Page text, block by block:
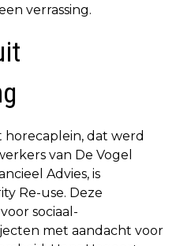
verrassing.
dat werd
van De Vogel
Advies, is
Re-use. Deze
sociaal-
met aandacht voor